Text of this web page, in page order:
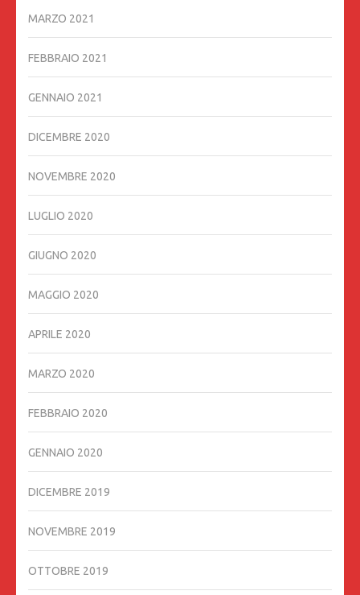
MARZO 2021
FEBBRAIO 2021
GENNAIO 2021
DICEMBRE 2020
NOVEMBRE 2020
LUGLIO 2020
GIUGNO 2020
MAGGIO 2020
APRILE 2020
MARZO 2020
FEBBRAIO 2020
GENNAIO 2020
DICEMBRE 2019
NOVEMBRE 2019
OTTOBRE 2019